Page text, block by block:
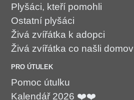
Plyšáci, kteří pomohli
Ostatní plyšáci
Živá zvířátka k adopci
Živá zvířátka co našli domov
PRO ÚTULEK
Pomoc útulku
Kalendář 2026 ❤️❤️